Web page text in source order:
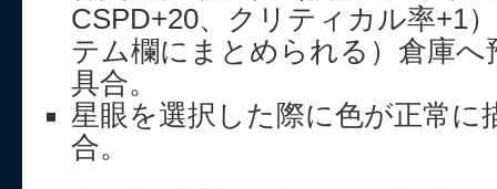
CSPD+20、クリティカル率+1
テム欄にまとめられる）倉庫
具合。
星眼を選択した際に色が正常に
合。